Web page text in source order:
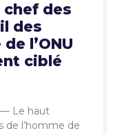
chef des
des
l’ONU
ciblé
— Le haut
de l’homme de